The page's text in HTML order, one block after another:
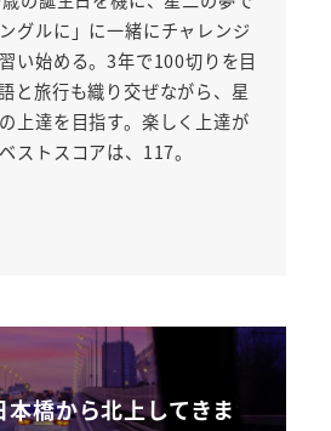
グルに」に一緒にチャレンジ
い始める。3年で100切りを目
と旅行も織り交ぜながら、星
上達を目指す。楽しく上達が
ストスコアは、117。
橋から北上してきま